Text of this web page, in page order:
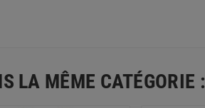
LA MÊME CATÉGORIE :